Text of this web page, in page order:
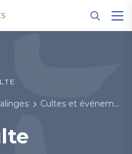
Cultes et événements